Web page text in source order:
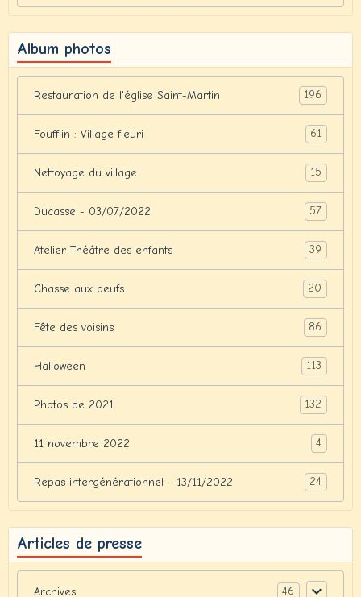
Album photos
Restauration de l'église Saint-Martin 196
Foufflin : Village fleuri 61
Nettoyage du village 15
Ducasse - 03/07/2022 57
Atelier Théâtre des enfants 39
Chasse aux oeufs 20
Fête des voisins 86
Halloween 113
Photos de 2021 132
11 novembre 2022 4
Repas intergénérationnel - 13/11/2022 24
Articles de presse
Archives 46